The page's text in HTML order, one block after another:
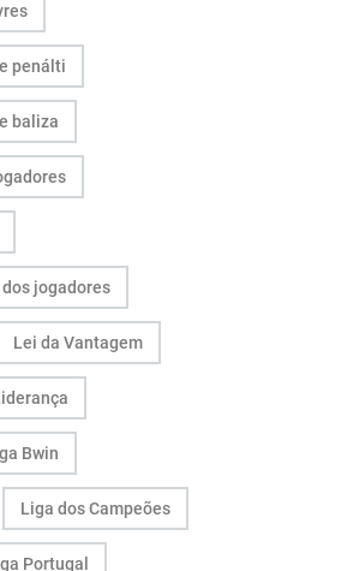
penálti
baliza
jogadores
Lei da Vantagem
Bwin
Liga dos Campeões
Portugal